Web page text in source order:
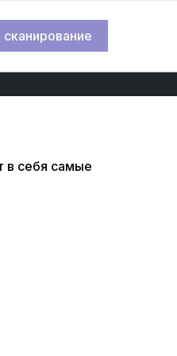
сканирование
в себя самые